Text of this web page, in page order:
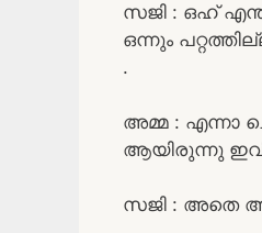
സജി : ഒഹ്
ഒന്നും
.
അമ്മ : എന്നാ
ആയിരുന്നു
സജി : അതെ